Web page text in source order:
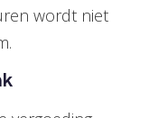
wordt niet